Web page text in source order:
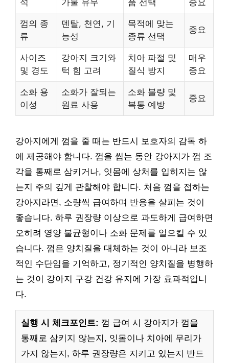
석
가물 유무
품 선택
중요
껌의 종
류
덴탈, 천연, 기
능성
목적에 맞는
종류 선택
중요
사이즈
및 경도
강아지 크기와
턱 힘 고려
치아 파절 및
질식 방지
매우
중요
소화 용
이성
소화가 잘되는
원료 사용
소화 불량 및
복통 예방
중요
강아지에게 껌을 줄 때는 반드시 보호자의 감독 하
에 제공해야 합니다. 껌을 씹는 동안 강아지가 껌 조
각을 통째로 삼키거나, 잇몸에 상처를 입히지는 않
는지 주의 깊게 관찰해야 합니다. 처음 껌을 접하는
강아지라면, 소량씩 급여하며 반응을 살피는 것이
좋습니다. 하루 권장량 이상으로 과도하게 급여하면
오히려 영양 불균형이나 소화 문제를 일으킬 수 있
습니다. 껌은 양치질을 대체하는 것이 아니라 보조
적인 수단임을 기억하고, 정기적인 양치질을 병행하
는 것이 강아지 구강 건강 유지에 가장 효과적입니
다.
실행 시 체크포인트: 껌 급여 시 강아지가 껌을
통째로 삼키지 않는지, 잇몸이나 치아에 무리가
가지 않는지, 하루 권장량은 지키고 있는지 반드